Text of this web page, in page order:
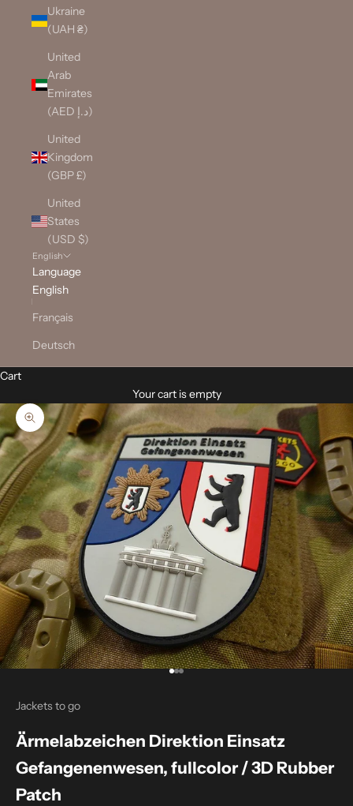
Ukraine
(UAH ₴)
United
Arab
Emirates
(AED د.إ)
United
Kingdom
(GBP £)
United
States
(USD $)
English
Language
English
Français
Deutsch
Cart
Your cart is empty
Zoom picture
Go to item 1
Go to item 2
Go to item 3
Jackets to go
Ärmelabzeichen Direktion Einsatz
Gefangenenwesen, fullcolor / 3D Rubber
Patch